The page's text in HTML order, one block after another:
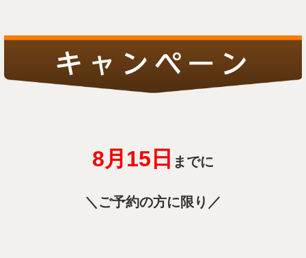
8月15 日 までに
＼ご予約の方に限り／